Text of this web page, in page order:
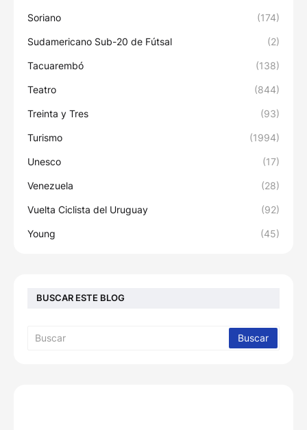
Soriano (174)
Sudamericano Sub-20 de Fútsal (2)
Tacuarembó (138)
Teatro (844)
Treinta y Tres (93)
Turismo (1994)
Unesco (17)
Venezuela (28)
Vuelta Ciclista del Uruguay (92)
Young (45)
BUSCAR ESTE BLOG